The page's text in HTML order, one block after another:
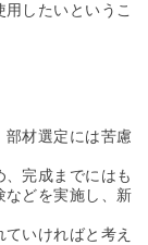
用したいというこ
部材選定には苦慮
完成までにはも
などを実施し、新
いければと考え